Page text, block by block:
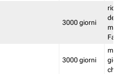
3000 giorni
3000 giorni